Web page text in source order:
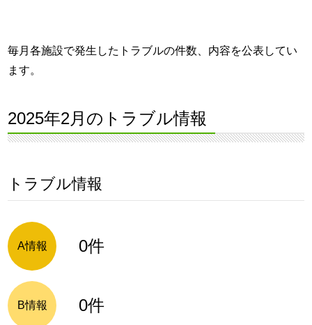
毎月各施設で発生したトラブルの件数、内容を公表してい
ます。
2025年2月のトラブル情報
トラブル情報
A情報 0件
B情報 0件